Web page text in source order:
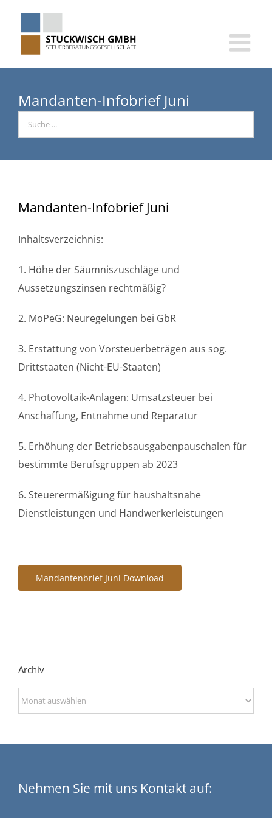
Mandanten-Infobrief Juni
Mandanten-Infobrief Juni
Inhaltsverzeichnis:
1. Höhe der Säumniszuschläge und
Aussetzungszinsen rechtmäßig?
2. MoPeG: Neuregelungen bei GbR
3. Erstattung von Vorsteuerbeträgen aus sog.
Drittstaaten (Nicht-EU-Staaten)
4. Photovoltaik-Anlagen: Umsatzsteuer bei
Anschaffung, Entnahme und Reparatur
5. Erhöhung der Betriebsausgabenpauschalen für
bestimmte Berufsgruppen ab 2023
6. Steuerermäßigung für haushaltsnahe
Dienstleistungen und Handwerkerleistungen
Mandantenbrief Juni Download
Archiv
Archiv
Nehmen Sie mit uns Kontakt auf: